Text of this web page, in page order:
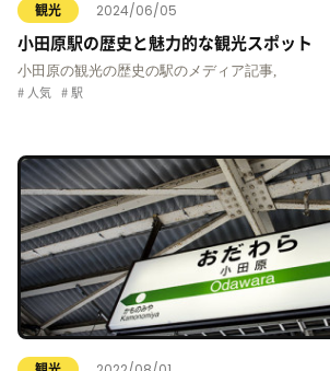
観光 2024/06/05
小田原駅の歴史と魅力的な観光スポット
小田原の観光の歴史の駅のメディア記事,
人気 駅